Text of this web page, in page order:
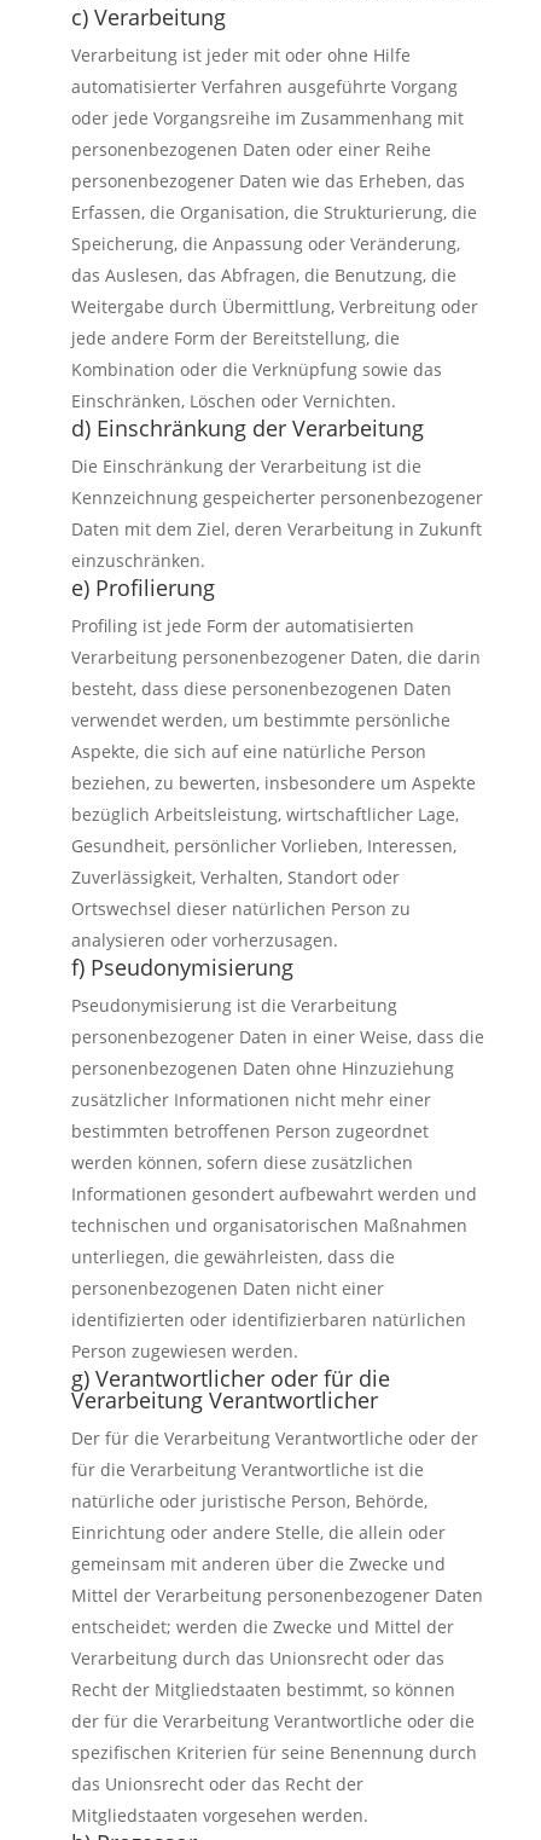
c) Verarbeitung
Verarbeitung ist jeder mit oder ohne Hilfe
automatisierter Verfahren ausgeführte Vorgang
oder jede Vorgangsreihe im Zusammenhang mit
personenbezogenen Daten oder einer Reihe
personenbezogener Daten wie das Erheben, das
Erfassen, die Organisation, die Strukturierung, die
Speicherung, die Anpassung oder Veränderung,
das Auslesen, das Abfragen, die Benutzung, die
Weitergabe durch Übermittlung, Verbreitung oder
jede andere Form der Bereitstellung, die
Kombination oder die Verknüpfung sowie das
Einschränken, Löschen oder Vernichten.
d) Einschränkung der Verarbeitung
Die Einschränkung der Verarbeitung ist die
Kennzeichnung gespeicherter personenbezogener
Daten mit dem Ziel, deren Verarbeitung in Zukunft
einzuschränken.
e) Profilierung
Profiling ist jede Form der automatisierten
Verarbeitung personenbezogener Daten, die darin
besteht, dass diese personenbezogenen Daten
verwendet werden, um bestimmte persönliche
Aspekte, die sich auf eine natürliche Person
beziehen, zu bewerten, insbesondere um Aspekte
bezüglich Arbeitsleistung, wirtschaftlicher Lage,
Gesundheit, persönlicher Vorlieben, Interessen,
Zuverlässigkeit, Verhalten, Standort oder
Ortswechsel dieser natürlichen Person zu
analysieren oder vorherzusagen.
f) Pseudonymisierung
Pseudonymisierung ist die Verarbeitung
personenbezogener Daten in einer Weise, dass die
personenbezogenen Daten ohne Hinzuziehung
zusätzlicher Informationen nicht mehr einer
bestimmten betroffenen Person zugeordnet
werden können, sofern diese zusätzlichen
Informationen gesondert aufbewahrt werden und
technischen und organisatorischen Maßnahmen
unterliegen, die gewährleisten, dass die
personenbezogenen Daten nicht einer
identifizierten oder identifizierbaren natürlichen
Person zugewiesen werden.
g) Verantwortlicher oder für die
Verarbeitung Verantwortlicher
Der für die Verarbeitung Verantwortliche oder der
für die Verarbeitung Verantwortliche ist die
natürliche oder juristische Person, Behörde,
Einrichtung oder andere Stelle, die allein oder
gemeinsam mit anderen über die Zwecke und
Mittel der Verarbeitung personenbezogener Daten
entscheidet; werden die Zwecke und Mittel der
Verarbeitung durch das Unionsrecht oder das
Recht der Mitgliedstaaten bestimmt, so können
der für die Verarbeitung Verantwortliche oder die
spezifischen Kriterien für seine Benennung durch
das Unionsrecht oder das Recht der
Mitgliedstaaten vorgesehen werden.